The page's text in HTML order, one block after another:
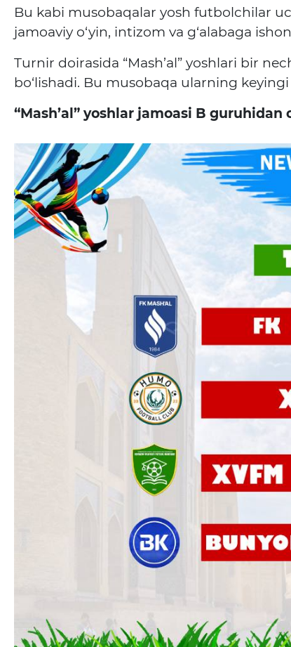
Bu kabi musobaqalar yosh futbolchilar
jamoaviy o‘yin, intizom va g‘alabaga
Turnir doirasida “Mash’al” yoshlari bir
bo‘lishadi. Bu musobaqa ularning
“Mash’al” yoshlar jamoasi B guruhidan